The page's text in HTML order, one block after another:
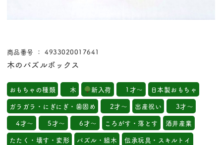
商品番号 ： 4933020017641
木のパズルボックス
おもちゃの種類 木 新入荷 1才～
日本製おもちゃ
ガラガラ・にぎにぎ・歯固め
2才～ 出産祝い
3才～
4才～
5才～ 6才～ ころがす・落とす
酒井産業
たたく・壊す・変形
パズル・組木
伝承玩具・スキルトイ